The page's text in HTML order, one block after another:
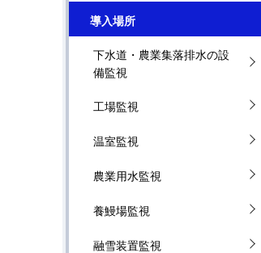
導入場所
下水道・農業集落排水の設
備監視
工場監視
温室監視
農業用水監視
養鰻場監視
融雪装置監視